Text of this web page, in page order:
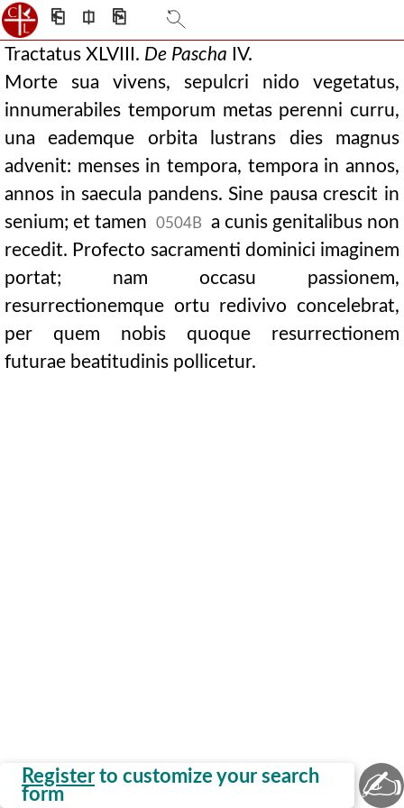
⎗ ⎅ ⎘
Register to customize your search
form
Tractatus XLVIII. De Pascha IV.
Morte sua vivens, sepulcri nido vegetatus,
innumerabiles temporum metas perenni curru,
una eademque orbita lustrans dies magnus
advenit: menses in tempora, tempora in annos,
annos in saecula pandens. Sine pausa crescit in
senium; et tamen
0504B
a cunis genitalibus non
recedit. Profecto sacramenti dominici imaginem
portat; nam occasu passionem,
resurrectionemque ortu redivivo concelebrat,
per quem nobis quoque resurrectionem
futurae beatitudinis pollicetur.
✍